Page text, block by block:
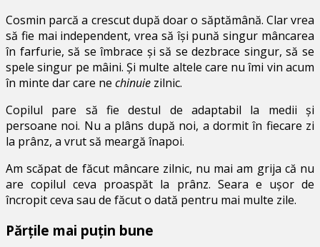
Cosmin parcă a crescut după doar o săptămână. Clar vrea
să fie mai independent, vrea să își pună singur mâncarea
în farfurie, să se îmbrace și să se dezbrace singur, să se
spele singur pe mâini. Și multe altele care nu îmi vin acum
în minte dar care ne chinuie zilnic.
Copilul pare să fie destul de adaptabil la medii și
persoane noi. Nu a plâns după noi, a dormit în fiecare zi
la prânz, a vrut să meargă înapoi.
Am scăpat de făcut mâncare zilnic, nu mai am grija că nu
are copilul ceva proaspăt la prânz. Seara e ușor de
încropit ceva sau de făcut o dată pentru mai multe zile.
Părțile mai puțin bune